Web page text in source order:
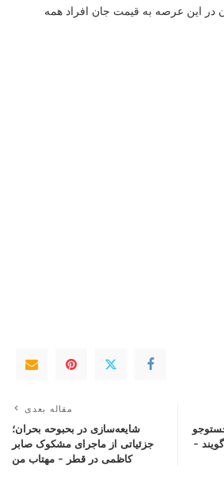
در این عرصه به قیمت جان افراد همه
–
مقاله بعدی
شایعه‌سازی در بحبوحه بحران؛
جزئیاتی از ماجرای مشکوک صابر
کاظمی در قطر – مهتاب من